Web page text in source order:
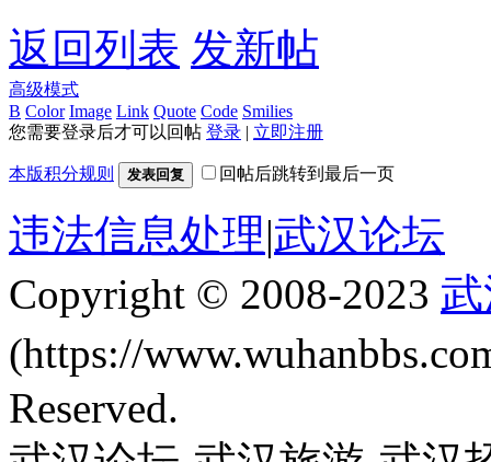
返回列表 发新帖
高级模式
B Color Image Link Quote Code Smilies
您需要登录后才可以回帖 登录 | 立即注册
本版积分规则 发表回复 回帖后跳转到最后一页
违法信息处理|武汉论坛
Copyright © 2008-2023
(https://
Reserved.